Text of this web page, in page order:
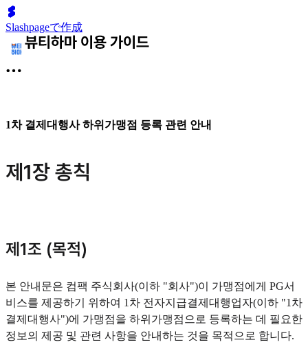
Slashpageで作成
1차 결제대행사 하위가맹점 등록 관련 안내
제1장 총칙
제1조 (목적)
본 안내문은 컴팩 주식회사(이하 "회사")이 가맹점에게 PG서
비스를 제공하기 위하여 1차 전자지급결제대행업자(이하 "1차
결제대행사")에 가맹점을 하위가맹점으로 등록하는 데 필요한
정보의 제공 및 관련 사항을 안내하는 것을 목적으로 합니다.